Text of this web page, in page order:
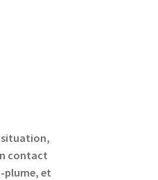
situation,
contact
plume, et